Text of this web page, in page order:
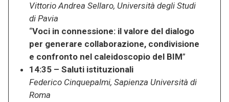
Vittorio Andrea Sellaro, Università degli Studi
di Pavia
“Voci in connessione: il valore del dialogo
per generare collaborazione, condivisione
e confronto nel caleidoscopio del BIM”
14:35 – Saluti istituzionali
Federico Cinquepalmi, Sapienza Università di
Roma